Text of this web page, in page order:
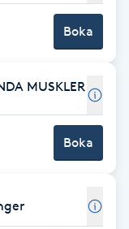
Boka
MUSKLER
Boka